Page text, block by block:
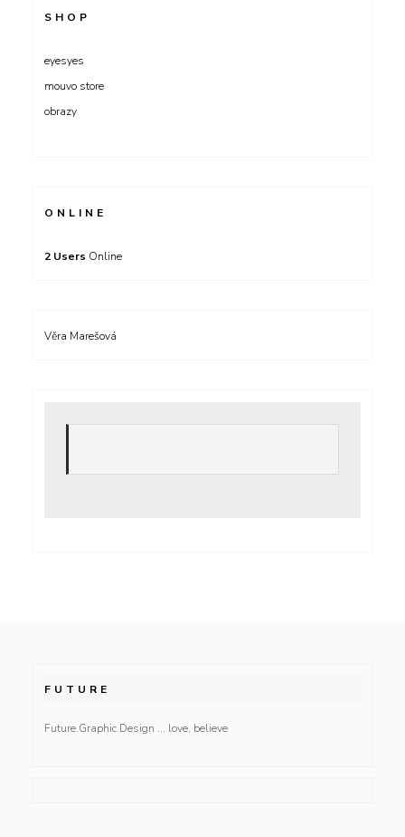
SHOP
eyesyes
mouvo store
obrazy
ONLINE
2 Users Online
Věra Marešová
FUTURE
Future.Graphic.Design … love, believe